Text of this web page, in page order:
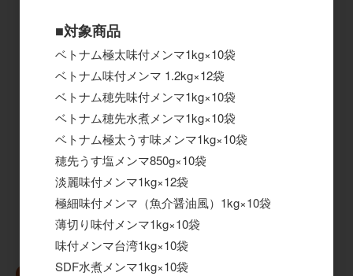
■対象商品
ベトナム極太味付メンマ1kg×10袋
ベトナム味付メンマ 1.2kg×12袋
ベトナム穂先味付メンマ1kg×10袋
ベトナム穂先水煮メンマ1kg×10袋
ベトナム極太うす味メンマ1kg×10袋
穂先うす塩メンマ850g×10袋
淡麗味付メンマ1kg×12袋
極細味付メンマ（魚介醤油風）1kg×10袋
薄切り味付メンマ1kg×10袋
味付メンマ台湾1kg×10袋
SDF水煮メンマ1kg×10袋